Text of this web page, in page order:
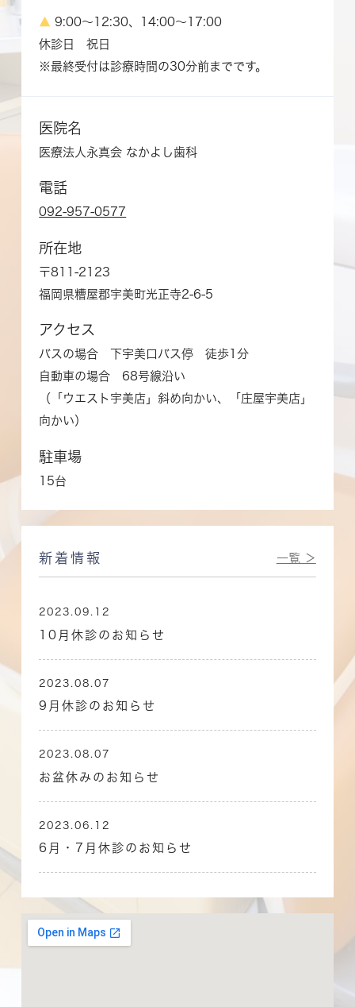
▲ 9:00～12:30、14:00～17:00
休診日 祝日
※最終受付は診療時間の30分前までです。
医院名
医療法人永真会 なかよし歯科
電話
092-957-0577
所在地
〒811-2123
福岡県糟屋郡宇美町光正寺2-6-5
アクセス
バスの場合 下宇美口バス停 徒歩1分
自動車の場合 68号線沿い
（「ウエスト宇美店」斜め向かい、「庄屋宇美店」
向かい）
駐車場
15台
新着情報 一覧 ＞
2023.09.12
10月休診のお知らせ
2023.08.07
9月休診のお知らせ
2023.08.07
お盆休みのお知らせ
2023.06.12
6月・7月休診のお知らせ
2023.04.12
4月・5月休診のお知らせ